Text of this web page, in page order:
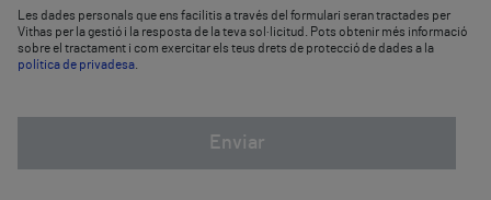
Les dades personals que ens facilitis a través del formulari seran tractades per
Vithas per la gestió i la resposta de la teva sol·licitud. Pots obtenir més informació
sobre el tractament i com exercitar els teus drets de protecció de dades a la
política de privadesa
Enviar